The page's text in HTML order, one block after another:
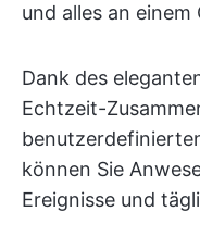
und alles an
Dank des
Echtzeit-
können Sie
Ereignisse und